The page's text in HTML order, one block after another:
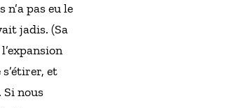
pas eu le
jadis. (Sa
et
Si nous